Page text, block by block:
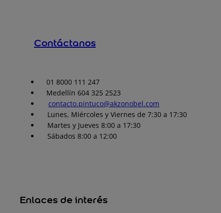
Contáctanos
01 8000 111 247
Medellín 604 325 2523
contacto.pintuco@akzonobel.com
Lunes, Miércoles y Viernes de 7:30 a 17:30
Martes y Jueves 8:00 a 17:30
Sábados 8:00 a 12:00
Enlaces de interés